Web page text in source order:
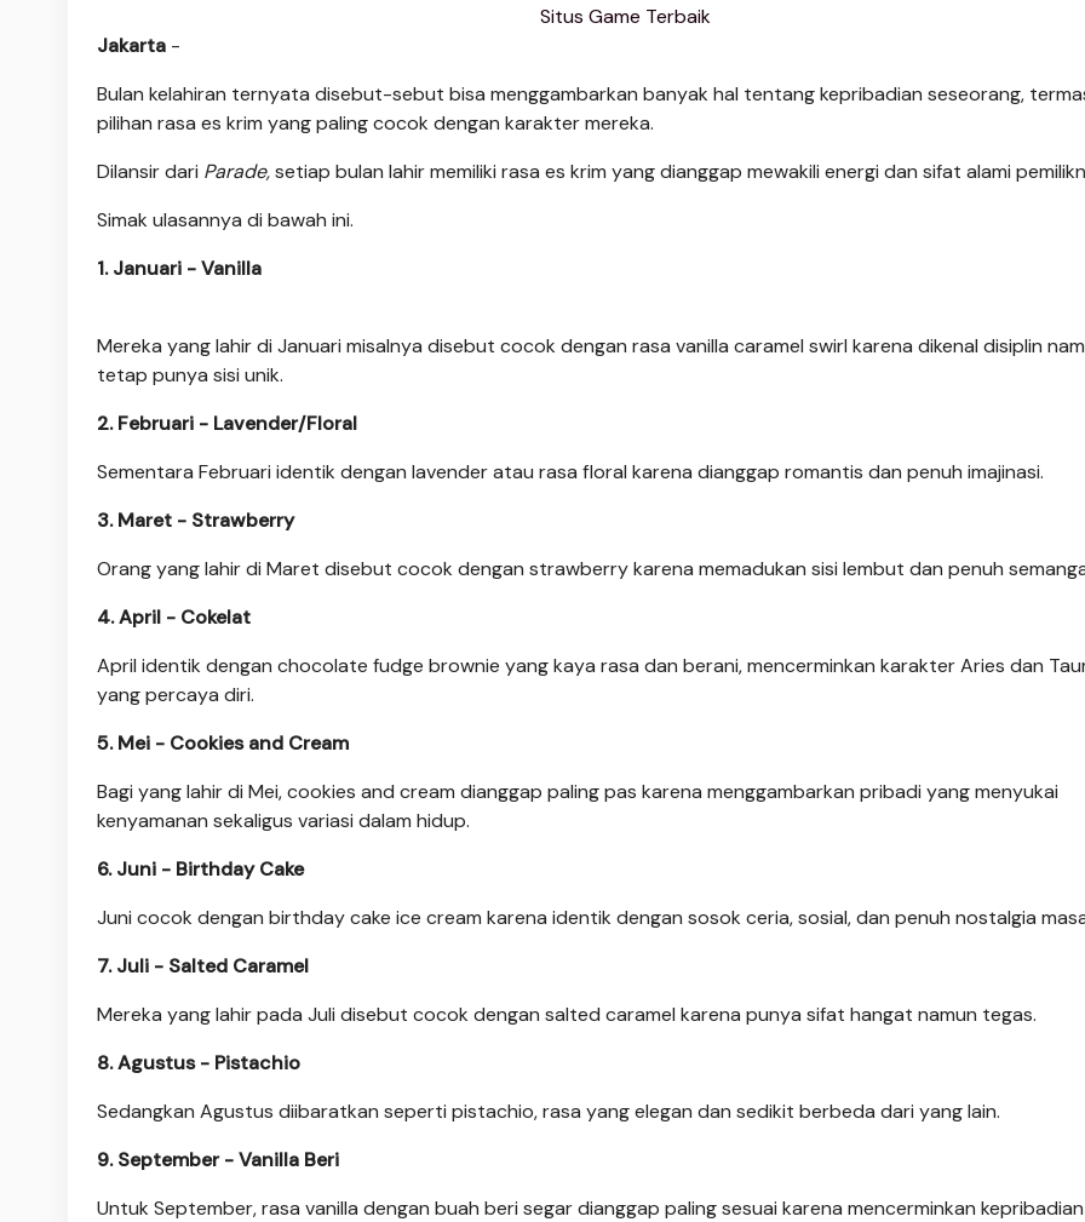
Situs Game Terbaik
Jakarta -
Bulan kelahiran ternyata disebut-sebut bisa menggambarkan banyak hal tentang kepribadian seseorang,
pilihan rasa es krim yang paling cocok dengan karakter mereka.
Dilansir dari Parade,setiap bulan lahir memiliki rasa es krim yang dianggap mewakili energi dan sifat alami
Simak ulasannya di bawah ini.
1. Januari - Vanilla
Mereka yang lahir di Januari misalnya disebut cocok dengan rasa vanilla caramel swirl karena dikenal disiplin
tetap punya sisi unik.
2. Februari - Lavender/Floral
Sementara Februari identik dengan lavender atau rasa floral karena dianggap romantis dan penuh imajinasi.
3. Maret - Strawberry
Orang yang lahir di Maret disebut cocok dengan strawberry karena memadukan sisi lembut dan penuh
4. April - Cokelat
April identik dengan chocolate fudge brownie yang kaya rasa dan berani, mencerminkan karakter Aries dan
yang percaya diri.
5. Mei - Cookies and Cream
Bagi yang lahir di Mei, cookies and cream dianggap paling pas karena menggambarkan pribadi yang menyukai
kenyamanan sekaligus variasi dalam hidup.
6. Juni - Birthday Cake
Juni cocok dengan birthday cake ice cream karena identik dengan sosok ceria, sosial, dan penuh nostalgia
7. Juli - Salted Caramel
Mereka yang lahir pada Juli disebut cocok dengan salted caramel karena punya sifat hangat namun tegas.
8. Agustus - Pistachio
Sedangkan Agustus diibaratkan seperti pistachio, rasa yang elegan dan sedikit berbeda dari yang lain.
9. September - Vanilla Beri
Untuk September, rasa vanilla dengan buah beri segar dianggap paling sesuai karena mencerminkan